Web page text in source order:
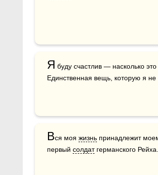
Я буду счастлив — насколько
Единственная вещь, которую я
Вся моя жизнь принадлежит
первый солдат германского Рейха.